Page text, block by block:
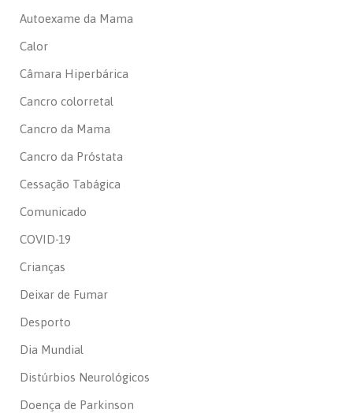
Autoexame da Mama
Calor
Câmara Hiperbárica
Cancro colorretal
Cancro da Mama
Cancro da Próstata
Cessação Tabágica
Comunicado
COVID-19
Crianças
Deixar de Fumar
Desporto
Dia Mundial
Distúrbios Neurológicos
Doença de Parkinson